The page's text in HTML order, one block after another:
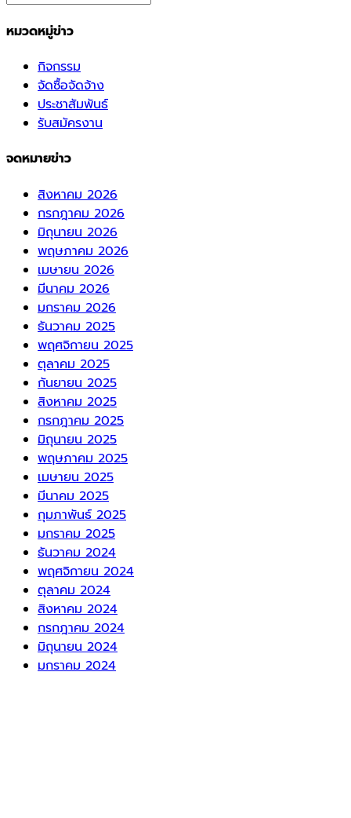
หมวดหมู่ข่าว
กิจกรรม
จัดซื้อจัดจ้าง
ประชาสัมพันธ์
รับสมัครงาน
จดหมายข่าว
สิงหาคม 2026
กรกฎาคม 2026
มิถุนายน 2026
พฤษภาคม 2026
เมษายน 2026
มีนาคม 2026
มกราคม 2026
ธันวาคม 2025
พฤศจิกายน 2025
ตุลาคม 2025
กันยายน 2025
สิงหาคม 2025
กรกฎาคม 2025
มิถุนายน 2025
พฤษภาคม 2025
เมษายน 2025
มีนาคม 2025
กุมภาพันธ์ 2025
มกราคม 2025
ธันวาคม 2024
พฤศจิกายน 2024
ตุลาคม 2024
สิงหาคม 2024
กรกฎาคม 2024
มิถุนายน 2024
มกราคม 2024